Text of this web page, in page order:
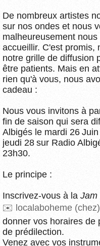
De nombreux artistes
sur nos ondes et nous
malheureusement
accueillir. C'est promis,
notre grille de diffusion
être patients. Mais en
rien qu'à vous, nous
cadeau :
Nous vous invitons à
fin de saison qui sera
Albigés le mardi 26
jeudi 28 sur Radio
23h30.
Le principe :
Inscrivez-vous à la Jam
localaboheme
donner vos horaires de
de prédilection.
Venez avec vos